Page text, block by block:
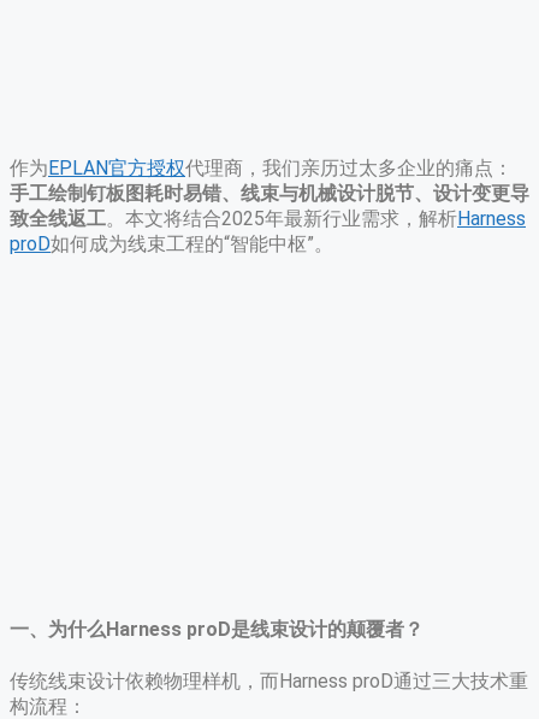
作为EPLAN官方授权代理商，我们亲历过太多企业的痛点：​
手工绘制钉板图耗时易错、线束与机械设计脱节、设计变更导
致全线返工。本文将结合2025年最新行业需求，解析Harness
proD如何成为线束工程的“智能中枢”。
一、为什么Harness proD是线束设计的颠覆者？​
传统线束设计依赖物理样机，而Harness proD通过三大技术重
构流程：